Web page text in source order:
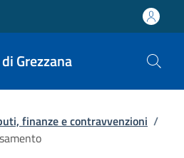
Grezzana
finanze e contravvenzioni /